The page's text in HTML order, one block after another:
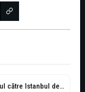
AnimaWings a inaugurat zborul către Istanbul de pe Aeroportul din Craiova